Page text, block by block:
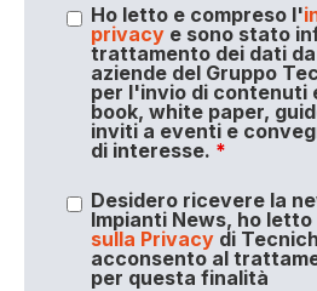
Ho letto e compreso l'
privacye sono stato
trattamento dei dati
aziende del Gruppo
per l'invio di contenuti
book, white paper,
inviti a eventi e
di interesse. *
Desidero ricevere la
Impianti News, ho letto
sulla Privacydi
acconsento al
per questa finalità